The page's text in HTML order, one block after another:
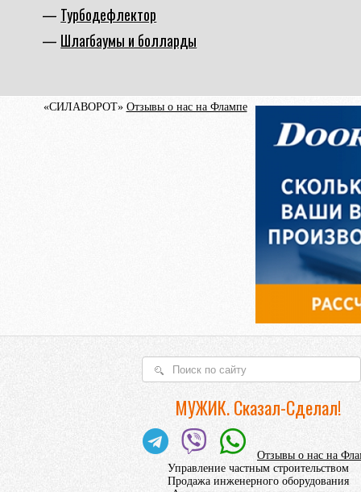
Турбодефлектор
Шлагбаумы и болларды
«СИЛАВОРОТ» Отзывы о нас на Флампе
МУЖИК. Сказал-Сделал!
Отзывы о нас на
Управление частным строительством
Продажа инженерного оборудования